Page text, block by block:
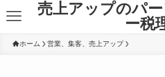
売上アップのパ
ー税
ホーム 営業、集客、売上アップ